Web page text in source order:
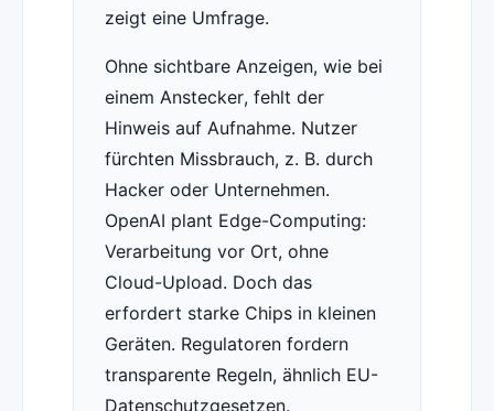
zeigt eine Umfrage.
Ohne sichtbare Anzeigen, wie bei
einem Anstecker, fehlt der
Hinweis auf Aufnahme. Nutzer
fürchten Missbrauch, z. B. durch
Hacker oder Unternehmen.
OpenAI plant Edge-Computing:
Verarbeitung vor Ort, ohne
Cloud-Upload. Doch das
erfordert starke Chips in kleinen
Geräten. Regulatoren fordern
transparente Regeln, ähnlich EU-
Datenschutzgesetzen.